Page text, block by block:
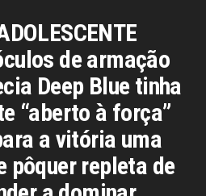
de armação
Deep Blue tinha
“aberto à força”
a vitória uma
pôquer repleta de